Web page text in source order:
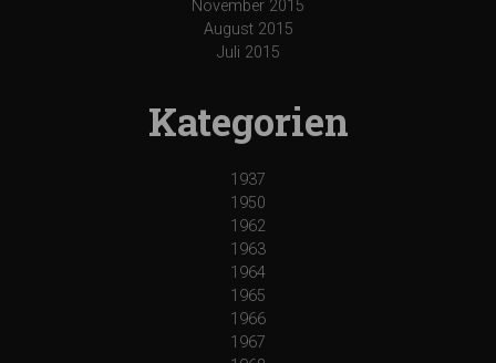
November 2015
August 2015
Juli 2015
Kategorien
1937
1950
1962
1963
1964
1965
1966
1967